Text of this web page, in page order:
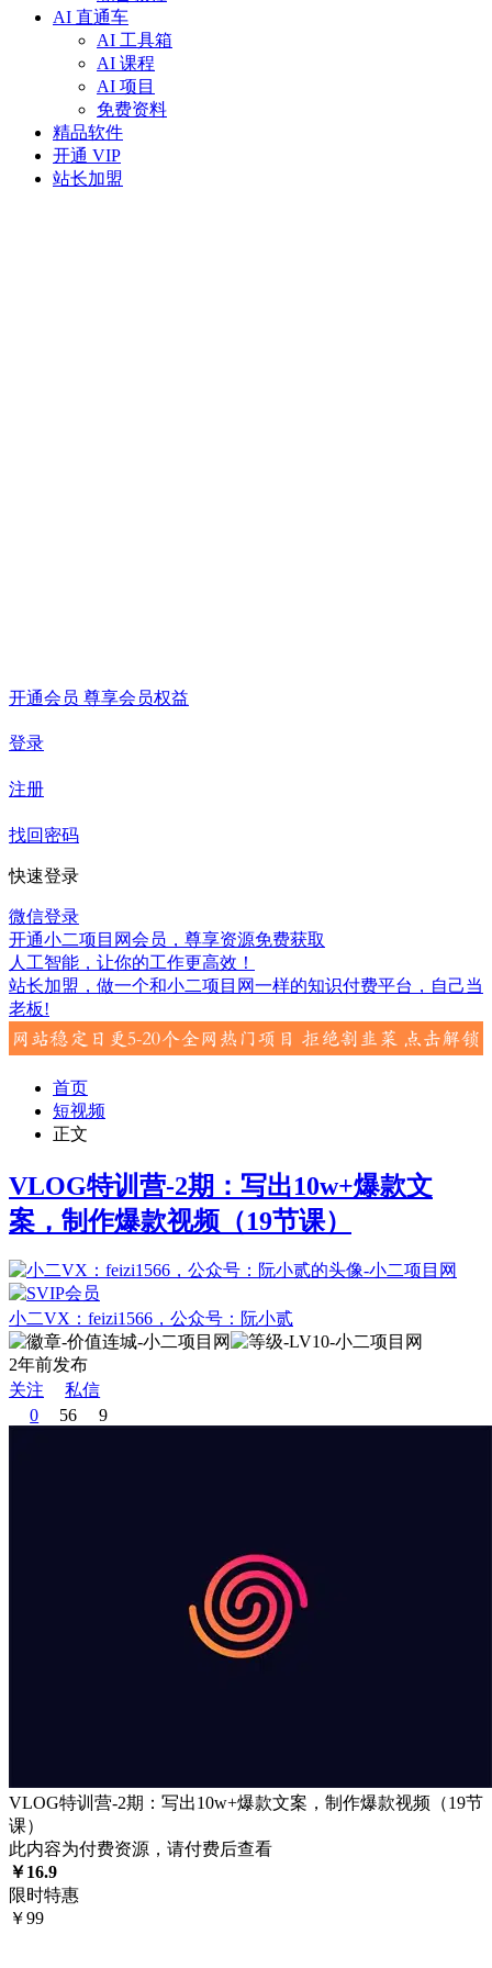
AI 直通车
AI 工具箱
AI 课程
AI 项目
免费资料
精品软件
开通 VIP
站长加盟
开通会员 尊享会员权益
登录
注册
找回密码
快速登录
微信登录
开通小二项目网会员，尊享资源免费获取
人工智能，让你的工作更高效！
站长加盟，做一个和小二项目网一样的知识付费平台，自己当
老板!
首页
短视频
正文
VLOG特训营-2期：写出10w+爆款文
案，制作爆款视频（19节课）
小二VX：feizi1566，公众号：阮小贰
2年前发布
关注
私信
0
56 9
VLOG特训营-2期：写出10w+爆款文案，制作爆款视频（19节
课）
此内容为付费资源，请付费后查看
￥16.9
限时特惠
￥99